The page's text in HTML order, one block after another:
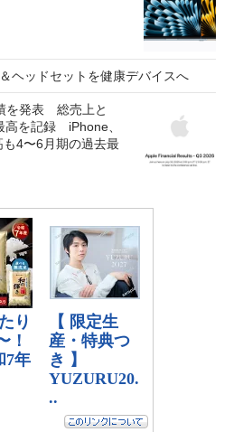
ヘッドセットを健康デバイスへ
を発表 総売上と
高を記録 iPhone、
4〜6月期の過去最